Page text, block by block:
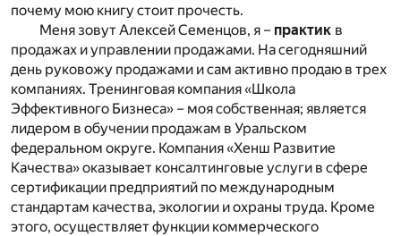
почему мою книгу стоит прочесть.
Меня зовут Алексей Семенцов, я – практик в
продажах и управлении продажами. На сегодняшний
день руковожу продажами и сам активно продаю в трех
компаниях. Тренинговая компания «Школа
Эффективного Бизнеса» – моя собственная; является
лидером в обучении продажам в Уральском
федеральном округе. Компания «Хенш Развитие
Качества» оказывает консалтинговые услуги в сфере
сертификации предприятий по международным
стандартам качества, экологии и охраны труда. Кроме
этого, осуществляет функции коммерческого